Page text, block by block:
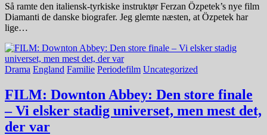
Så ramte den italiensk-tyrkiske instruktør Ferzan Özpetek’s nye film
Diamanti de danske biografer. Jeg glemte næsten, at Özpetek har
lige…
Drama England Familie Periodefilm Uncategorized
FILM: Downton Abbey: Den store finale
– Vi elsker stadig universet, men mest det,
der var